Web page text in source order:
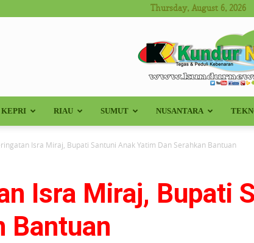
Thursday, August 6, 2026
Kundur
News
KEPRI RIAU SUMUT NUSANTARA
Isra Miraj, Bupati Santuni Anak Yatim Dan Serahkan Bantuan
Isra Miraj, Bupati
Bantuan